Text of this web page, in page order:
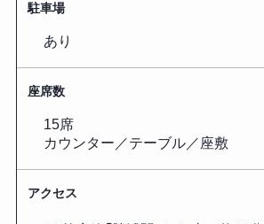
駐車場
あり
座席数
15席
カウンター／テーブル／座敷
アクセス